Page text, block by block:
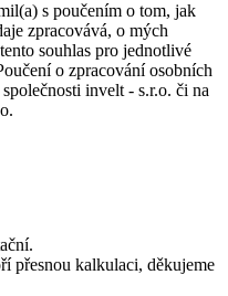
s poučením o tom, jak
zpracovává, o mých
souhlas pro jednotlivé
o zpracování osobních
invelt - s.r.o. či na
přesnou kalkulaci, děkujeme